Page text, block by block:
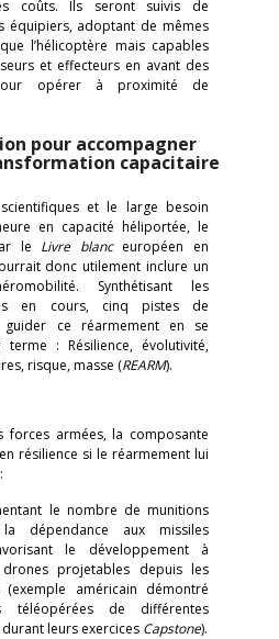
coûts. Ils seront suivis de
équipiers, adoptant de mêmes
l’hélicoptère mais capables
et effecteurs en avant des
opérer à proximité de
pour accompagner
capacitaire
et le large besoin
en capacité héliportée, le
le Livre blanceuropéen en
donc utilement inclure un
Synthétisant les
en cours, cinq pistes de
guider ce réarmement en se
: Résilience, évolutivité,
risque, masse (REARM).
forces armées, la composante
résilience si le réarmement lui
le nombre de munitions
dépendance aux missiles
le développement à
projetables depuis les
américain démontré
téléopérées de différentes
leurs exercices Capstone).